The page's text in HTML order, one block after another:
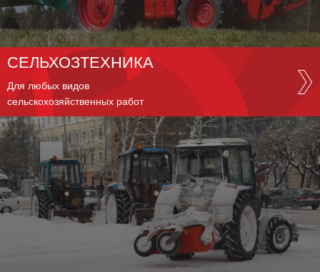
СЕЛЬХОЗТЕХНИКА
Для любых видов
сельскохозяйственных работ